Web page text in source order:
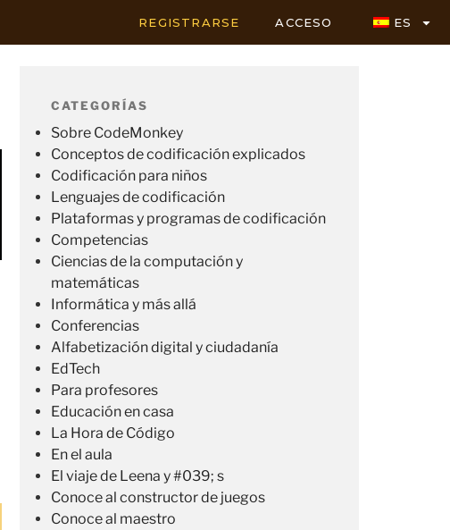
REGISTRARSE ACCESO ES
CATEGORÍAS
Sobre CodeMonkey
Conceptos de codificación explicados
Codificación para niños
Lenguajes de codificación
Plataformas y programas de codificación
Competencias
Ciencias de la computación y
matemáticas
Informática y más allá
Conferencias
Alfabetización digital y ciudadanía
EdTech
Para profesores
Educación en casa
La Hora de Código
En el aula
El viaje de Leena y #039; s
Conoce al constructor de juegos
Conoce al maestro